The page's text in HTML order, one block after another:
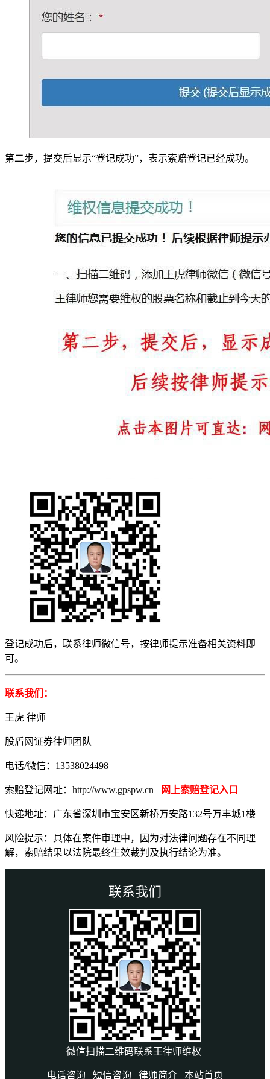
第二步，提交后显示“登记成功”，表示索赔登记已经成功。
登记成功后，联系律师微信号，按律师提示准备相关资料即
可。
联系我们：
王虎 律师
股盾网证券律师团队
电话/微信：13538024498
索赔登记网址： http://www.gpspw.cn 网上索赔登记入口
快递地址：广东省深圳市宝安区新桥万安路132号万丰城1楼
风险提示：具体在案件审理中，因为对法律问题存在不同理
解，索赔结果以法院最终生效裁判及执行结论为准。
联系我们
微信扫描二维码联系王律师维权
电话咨询 短信咨询 律师简介 本站首页